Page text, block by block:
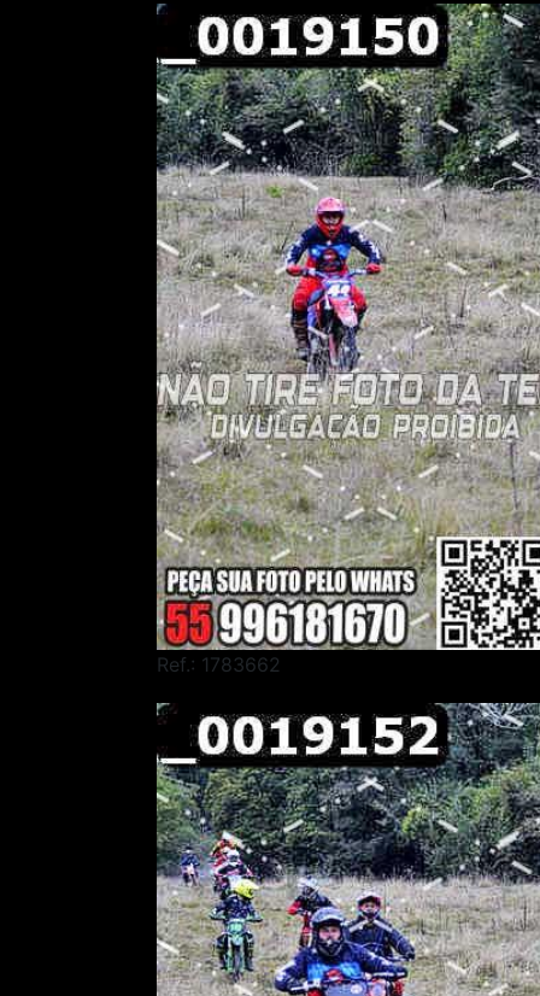
Ref.: 1783662